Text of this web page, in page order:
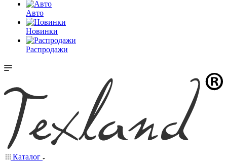
Авто
Новинки
Распродажи
Каталог